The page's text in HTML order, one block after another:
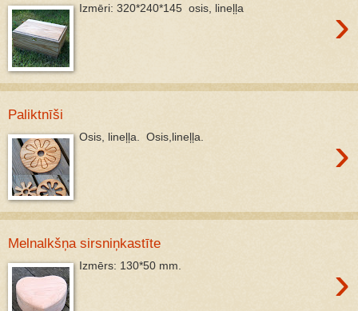
›
Izmēri: 320*240*145 osis, lineļļa
Paliktnīši
›
Osis, lineļļa. Osis,lineļļa.
Melnalkšņa sirsniņkastīte
›
Izmērs: 130*50 mm.